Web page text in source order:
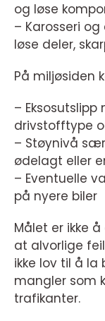
og løse
– Karosseri
løse deler,
På miljøsiden
–
drivstofftype
– Støynivå
ødelagt eller
– Eventuelle
på nyere biler
Målet er ikke
at alvorlige
ikke lov til å la
mangler som
trafikanter.